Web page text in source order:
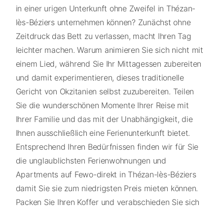
in einer urigen Unterkunft ohne Zweifel in Thézan-
lès-Béziers unternehmen können? Zunächst ohne
Zeitdruck das Bett zu verlassen, macht Ihren Tag
leichter machen. Warum animieren Sie sich nicht mit
einem Lied, während Sie Ihr Mittagessen zubereiten
und damit experimentieren, dieses traditionelle
Gericht von Okzitanien selbst zuzubereiten. Teilen
Sie die wunderschönen Momente Ihrer Reise mit
Ihrer Familie und das mit der Unabhängigkeit, die
Ihnen ausschließlich eine Ferienunterkunft bietet.
Entsprechend Ihren Bedürfnissen finden wir für Sie
die unglaublichsten Ferienwohnungen und
Apartments auf Fewo-direkt in Thézan-lès-Béziers
damit Sie sie zum niedrigsten Preis mieten können.
Packen Sie Ihren Koffer und verabschieden Sie sich